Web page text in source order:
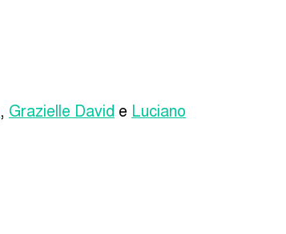
, Grazielle David e Luciano